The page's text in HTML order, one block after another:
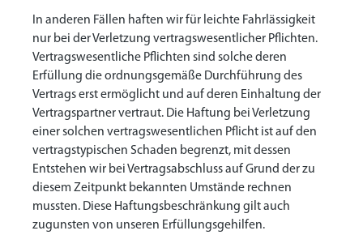
In anderen Fällen haften wir für leichte Fahrlässigkeit
nur bei der Verletzung vertragswesentlicher Pflichten.
Vertragswesentliche Pflichten sind solche deren
Erfüllung die ordnungsgemäße Durchführung des
Vertrags erst ermöglicht und auf deren Einhaltung der
Vertragspartner vertraut. Die Haftung bei Verletzung
einer solchen vertragswesentlichen Pflicht ist auf den
vertragstypischen Schaden begrenzt, mit dessen
Entstehen wir bei Vertragsabschluss auf Grund der zu
diesem Zeitpunkt bekannten Umstände rechnen
mussten. Diese Haftungsbeschränkung gilt auch
zugunsten von unseren Erfüllungsgehilfen.